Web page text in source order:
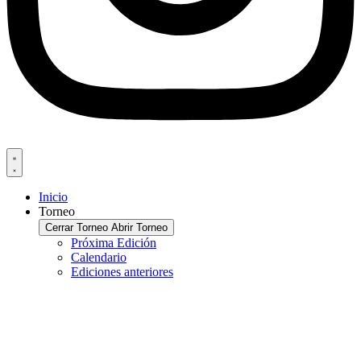
Inicio
Torneo
Cerrar Torneo Abrir Torneo
Próxima Edición
Calendario
Ediciones anteriores